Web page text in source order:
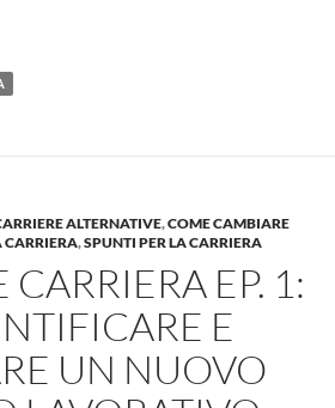
Carriera Ep. 2: il PIANO DI STUDI
ALTERNATIVE,COME CAMBIARE
CARRIERA,SPUNTI PER LA CARRIERA
EP. 1:
E
UN NUOVO